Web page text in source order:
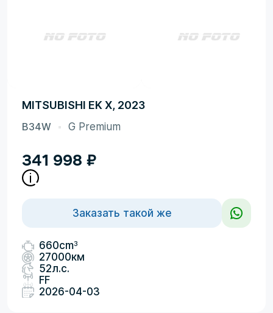
MITSUBISHI EK X, 2023
B34W G Premium
341 998 ₽
Заказать такой же
660cm3
27000км
52л.с.
FF
2026-04-03